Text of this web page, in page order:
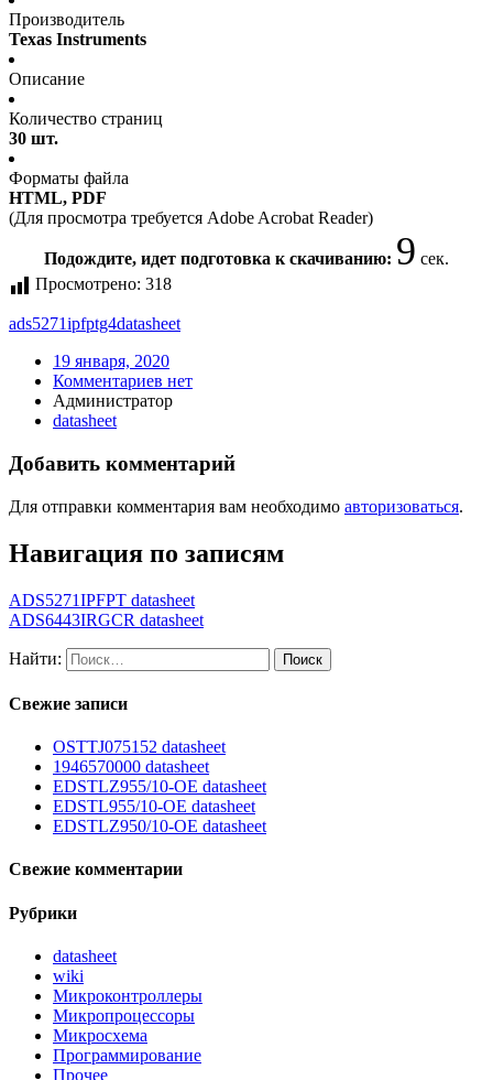
Производитель
Texas Instruments
Описание
Количество страниц
30 шт.
Форматы файла
HTML, PDF
(Для просмотра требуется Adobe Acrobat Reader)
Подождите, идет подготовка к скачиванию: 9 сек.
Просмотрено: 318
ads5271ipfptg4datasheet
19 января, 2020
Комментариев нет
Администратор
datasheet
Добавить комментарий
Для отправки комментария вам необходимо авторизоваться.
Навигация по записям
ADS5271IPFPT datasheet
ADS6443IRGCR datasheet
Найти:
Свежие записи
OSTTJ075152 datasheet
1946570000 datasheet
EDSTLZ955/10-OE datasheet
EDSTL955/10-OE datasheet
EDSTLZ950/10-OE datasheet
Свежие комментарии
Рубрики
datasheet
wiki
Микроконтроллеры
Микропроцессоры
Микросхема
Программирование
Прочее